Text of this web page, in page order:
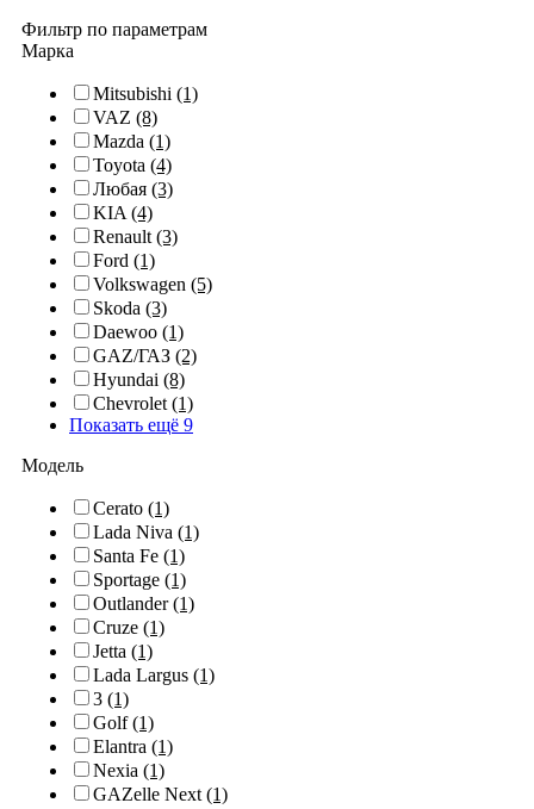
Фильтр по параметрам
Марка
Mitsubishi (1)
VAZ (8)
Mazda (1)
Toyota (4)
Любая (3)
KIA (4)
Renault (3)
Ford (1)
Volkswagen (5)
Skoda (3)
Daewoo (1)
GAZ/ГАЗ (2)
Hyundai (8)
Chevrolet (1)
Показать ещё 9
Модель
Cerato (1)
Lada Niva (1)
Santa Fe (1)
Sportage (1)
Outlander(1)
Cruze (1)
Jetta (1)
Lada Largus (1)
3 (1)
Golf(1)
Elantra (1)
Nexia (1)
GAZelle Next (1)